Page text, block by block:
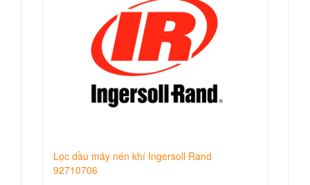
Lọc dầu máy nén khí Ingersoll Rand
92710706